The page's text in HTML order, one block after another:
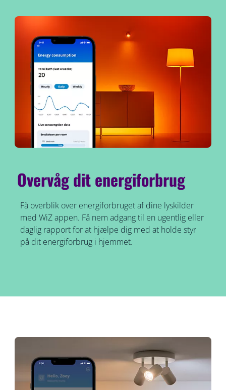
Overvåg dit energiforbrug
Få overblik over energiforbruget af dine lyskilder
med WiZ appen. Få nem adgang til en ugentlig eller
daglig rapport for at hjælpe dig med at holde styr
på dit energiforbrug i hjemmet.